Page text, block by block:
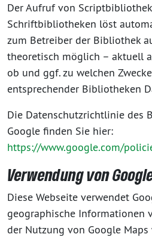
Der Aufruf von
Schriftbibliotheken löst
zum Betreiber der Bibliothek
theoretisch möglich – aktuell
ob und ggf. zu welchen
entsprechender Bibliotheken
Die Datenschutzrichtlinie des
Google finden Sie hier:
https://www.google.com/
Verwendung von
Diese Webseite verwendet
geographische Informationen
der Nutzung von Google